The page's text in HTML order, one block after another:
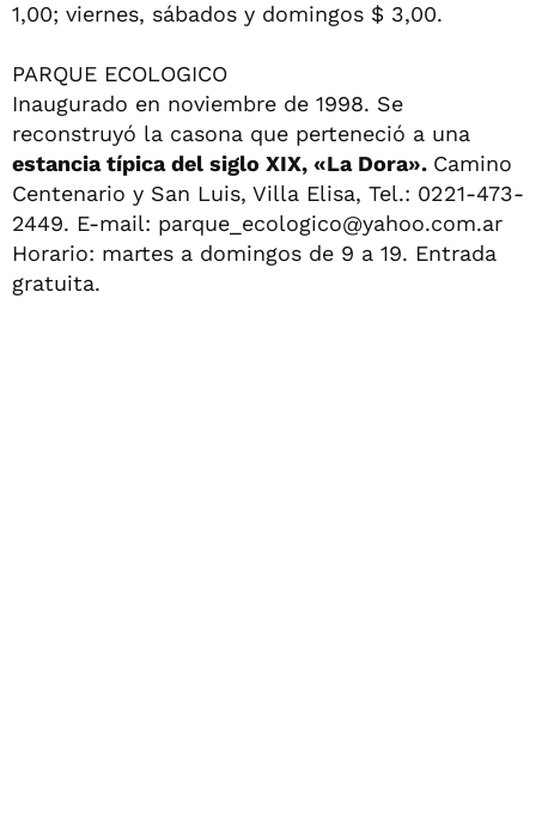
1,00; viernes, sábados y domingos $ 3,00.
PARQUE ECOLOGICO
Inaugurado en noviembre de 1998. Se
reconstruyó la casona que perteneció a una
estancia típica del siglo XIX, «La Dora». Camino
Centenario y San Luis, Villa Elisa, Tel.: 0221-473-
2449. E-mail: parque_ecologico@yahoo.com.ar
Horario: martes a domingos de 9 a 19. Entrada
gratuita.